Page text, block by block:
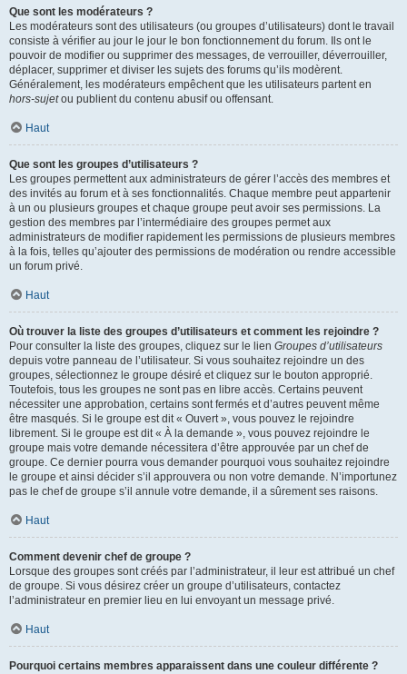
Que sont les modérateurs ?
Les modérateurs sont des utilisateurs (ou groupes d’utilisateurs) dont le travail
consiste à vérifier au jour le jour le bon fonctionnement du forum. Ils ont le
pouvoir de modifier ou supprimer des messages, de verrouiller, déverrouiller,
déplacer, supprimer et diviser les sujets des forums qu’ils modèrent.
Généralement, les modérateurs empêchent que les utilisateurs partent en
hors-sujetou publient du contenu abusif ou offensant.
Haut
Que sont les groupes d’utilisateurs ?
Les groupes permettent aux administrateurs de gérer l’accès des membres et
des invités au forum et à ses fonctionnalités. Chaque membre peut appartenir
à un ou plusieurs groupes et chaque groupe peut avoir ses permissions. La
gestion des membres par l’intermédiaire des groupes permet aux
administrateurs de modifier rapidement les permissions de plusieurs membres
à la fois, telles qu’ajouter des permissions de modération ou rendre accessible
un forum privé.
Haut
Où trouver la liste des groupes d’utilisateurs et comment les rejoindre ?
Pour consulter la liste des groupes, cliquez sur le lien Groupes d’utilisateurs
depuis votre panneau de l’utilisateur. Si vous souhaitez rejoindre un des
groupes, sélectionnez le groupe désiré et cliquez sur le bouton approprié.
Toutefois, tous les groupes ne sont pas en libre accès. Certains peuvent
nécessiter une approbation, certains sont fermés et d’autres peuvent même
être masqués. Si le groupe est dit « Ouvert », vous pouvez le rejoindre
librement. Si le groupe est dit « À la demande », vous pouvez rejoindre le
groupe mais votre demande nécessitera d’être approuvée par un chef de
groupe. Ce dernier pourra vous demander pourquoi vous souhaitez rejoindre
le groupe et ainsi décider s’il approuvera ou non votre demande. N’importunez
pas le chef de groupe s’il annule votre demande, il a sûrement ses raisons.
Haut
Comment devenir chef de groupe ?
Lorsque des groupes sont créés par l’administrateur, il leur est attribué un chef
de groupe. Si vous désirez créer un groupe d’utilisateurs, contactez
l’administrateur en premier lieu en lui envoyant un message privé.
Haut
Pourquoi certains membres apparaissent dans une couleur différente ?